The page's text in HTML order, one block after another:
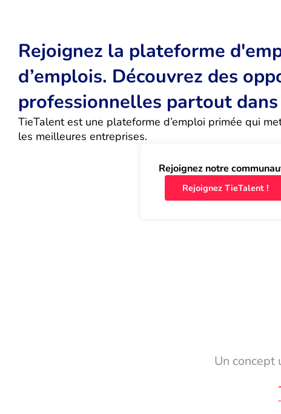
Rejoignez la plateforme
d’emplois. Découvrez des
professionnelles partout
TieTalent est une plateforme d’emploi primée qui
les meilleures entreprises.
Rejoignez notre
Rejoignez TieTalent !
Un